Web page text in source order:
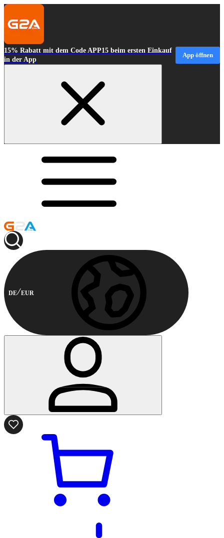
15% Rabatt mit dem Code APP15 beim ersten Einkauf
in der App
App öffnen
DE EUR